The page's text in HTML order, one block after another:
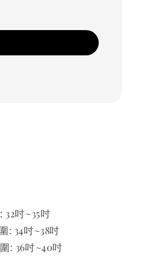
32吋~35吋
: 34吋~38吋
: 36吋~40吋